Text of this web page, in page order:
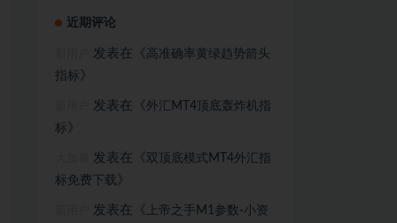
近期评论
发表在《 高准确率黄绿趋势箭头
指标 》
发表在《 外汇MT4顶底轰炸机指
标 》
发表在《 双顶底模式MT4外汇指
标免费下载 》
发表在《
上帝之手M1参数-小资